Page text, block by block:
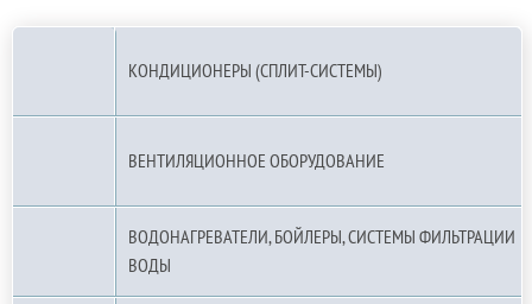
КОНДИЦИОНЕРЫ (СПЛИТ-СИСТЕМЫ)
ВЕНТИЛЯЦИОННОЕ ОБОРУДОВАНИЕ
ВОДОНАГРЕВАТЕЛИ, БОЙЛЕРЫ, СИСТЕМЫ ФИЛЬТРАЦИИ
ВОДЫ